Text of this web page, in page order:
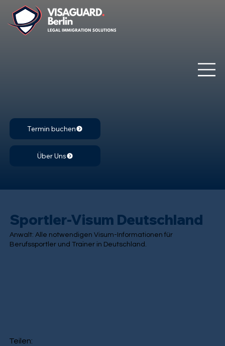
Termin buchen
Über Uns
Sportler-Visum Deutschland
Anwalt: Alle notwendigen Visum-Informationen für
Berufssportler und Trainer in Deutschland.
Teilen: